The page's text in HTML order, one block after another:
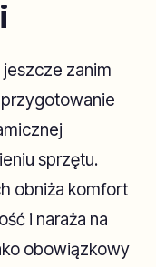
jeszcze zanim
sprzętu.
obniża komfort
i naraża na
obowiązkowy